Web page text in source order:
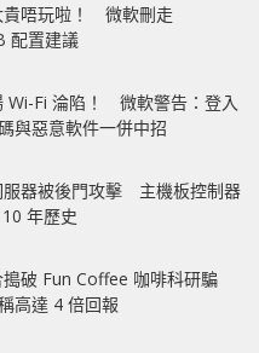
貴唔玩啦！ 微軟刪走
配置建議
Wi-Fi 淪陷！ 微軟警告：登入
與惡意軟件一併中招
服器被後門攻擊 主機板控制器
年歷史
破 Fun Coffee 咖啡科研騙
達 4 倍回報